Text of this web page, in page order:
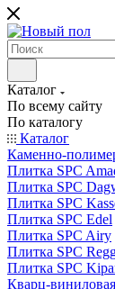
Каталог
По всему сайту
По каталогу
Каталог
Каменно-
Плитка SPC
Плитка SPC
Плитка SPC
Плитка SPC Edel
Плитка SPC Airy
Плитка SPC
Плитка SPC
Кварц-